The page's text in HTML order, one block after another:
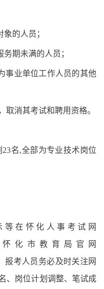
的人员；
期未满的人员；
事业单位工作人员的其他
取消其考试和聘用资格。
名,全部为专业技术岗位
在怀化人事考试网
化市教育局官网
报考人员务必及时关注网
、岗位计划调整、笔试成